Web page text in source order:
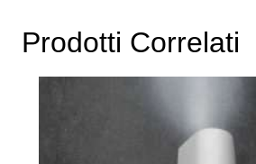
Prodotti Correlati